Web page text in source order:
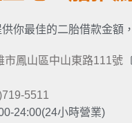
你最佳的二胎借款金額
市鳳山區中山東路111號
5511
24:00(24小時營業)